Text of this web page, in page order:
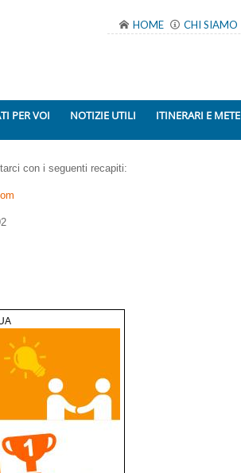
HOME CHI SIAMO
PER VOI NOTIZIE UTILI ITINERARI E METE
con i seguenti recapiti: